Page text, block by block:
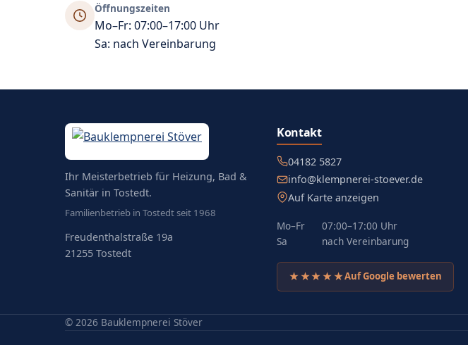
Öffnungszeiten
Mo–Fr: 07:00–17:00 Uhr
Sa: nach Vereinbarung
Ihr Meisterbetrieb für Heizung, Bad &
Sanitär in Tostedt.
Familienbetrieb in Tostedt seit 1968
Freudenthalstraße 19a
21255 Tostedt
Kontakt
04182 5827
info@klempnerei-stoever.de
Auf Karte anzeigen
(öffnet in neuem Tab)
Mo–Fr
07:00–17:00 Uhr
Sa
nach Vereinbarung
★★★★★Auf Google bewerten
(öffnet in neuem Tab)
© 2026 Bauklempnerei Stöver